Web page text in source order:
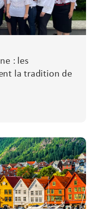
: les
la tradition de